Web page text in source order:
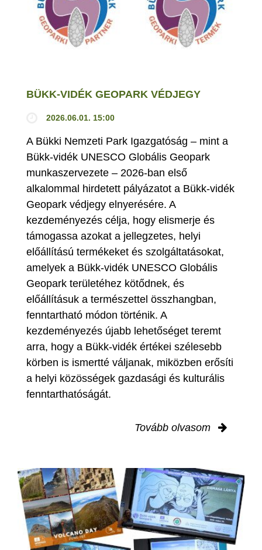
BÜKK-VIDÉK GEOPARK VÉDJEGY
2026.06.01. 15:00
A Bükki Nemzeti Park Igazgatóság – mint a
Bükk-vidék UNESCO Globális Geopark
munkaszervezete – 2026-ban első
alkalommal hirdetett pályázatot a Bükk-vidék
Geopark védjegy elnyerésére. A
kezdeményezés célja, hogy elismerje és
támogassa azokat a jellegzetes, helyi
előállítású termékeket és szolgáltatásokat,
amelyek a Bükk-vidék UNESCO Globális
Geopark területéhez kötődnek, és
előállításuk a természettel összhangban,
fenntartható módon történik. A
kezdeményezés újabb lehetőséget teremt
arra, hogy a Bükk-vidék értékei szélesebb
körben is ismertté váljanak, miközben erősíti
a helyi közösségek gazdasági és kulturális
fenntarthatóságát.
Tovább olvasom